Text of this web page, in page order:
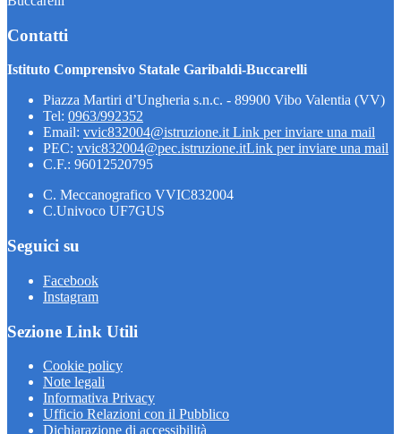
Contatti
Istituto Comprensivo Statale Garibaldi-Buccarelli
Piazza Martiri d’Ungheria s.n.c. - 89900 Vibo Valentia (VV)
Tel: 0963/992352
Email: vvic832004@istruzione.itLink per inviare una mail
PEC: vvic832004@pec.istruzione.itLink per inviare una mail
C.F.: 96012520795
C. Meccanografico VVIC832004
C.Univoco UF7GUS
Seguici su
Facebook
Instagram
Sezione Link Utili
Cookie policy
Note legali
Informativa Privacy
Ufficio Relazioni con il Pubblico
Dichiarazione di accessibilità